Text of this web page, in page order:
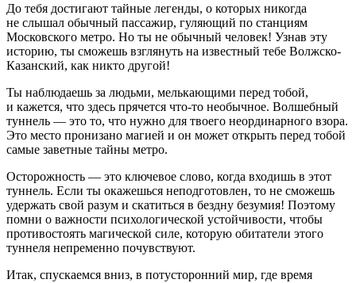
До тебя достигают тайные легенды, о которых никогда
не слышал обычный пассажир, гуляющий по станциям
Московского метро. Но ты не обычный человек! Узнав эту
историю, ты сможешь взглянуть на известный тебе Волжско-
Казанский, как никто другой!
Ты наблюдаешь за людьми, мелькающими перед тобой,
и кажется, что здесь прячется что-то необычное. Волшебный
туннель — это то, что нужно для твоего неординарного взора.
Это место пронизано магией и он может открыть перед тобой
самые заветные тайны метро.
Осторожность — это ключевое слово, когда входишь в этот
туннель. Если ты окажешься неподготовлен, то не сможешь
удержать свой разум и скатиться в бездну безумия! Поэтому
помни о важности психологической устойчивости, чтобы
противостоять магической силе, которую обитатели этого
туннеля непременно почувствуют.
Итак, спускаемся вниз, в потусторонний мир, где время